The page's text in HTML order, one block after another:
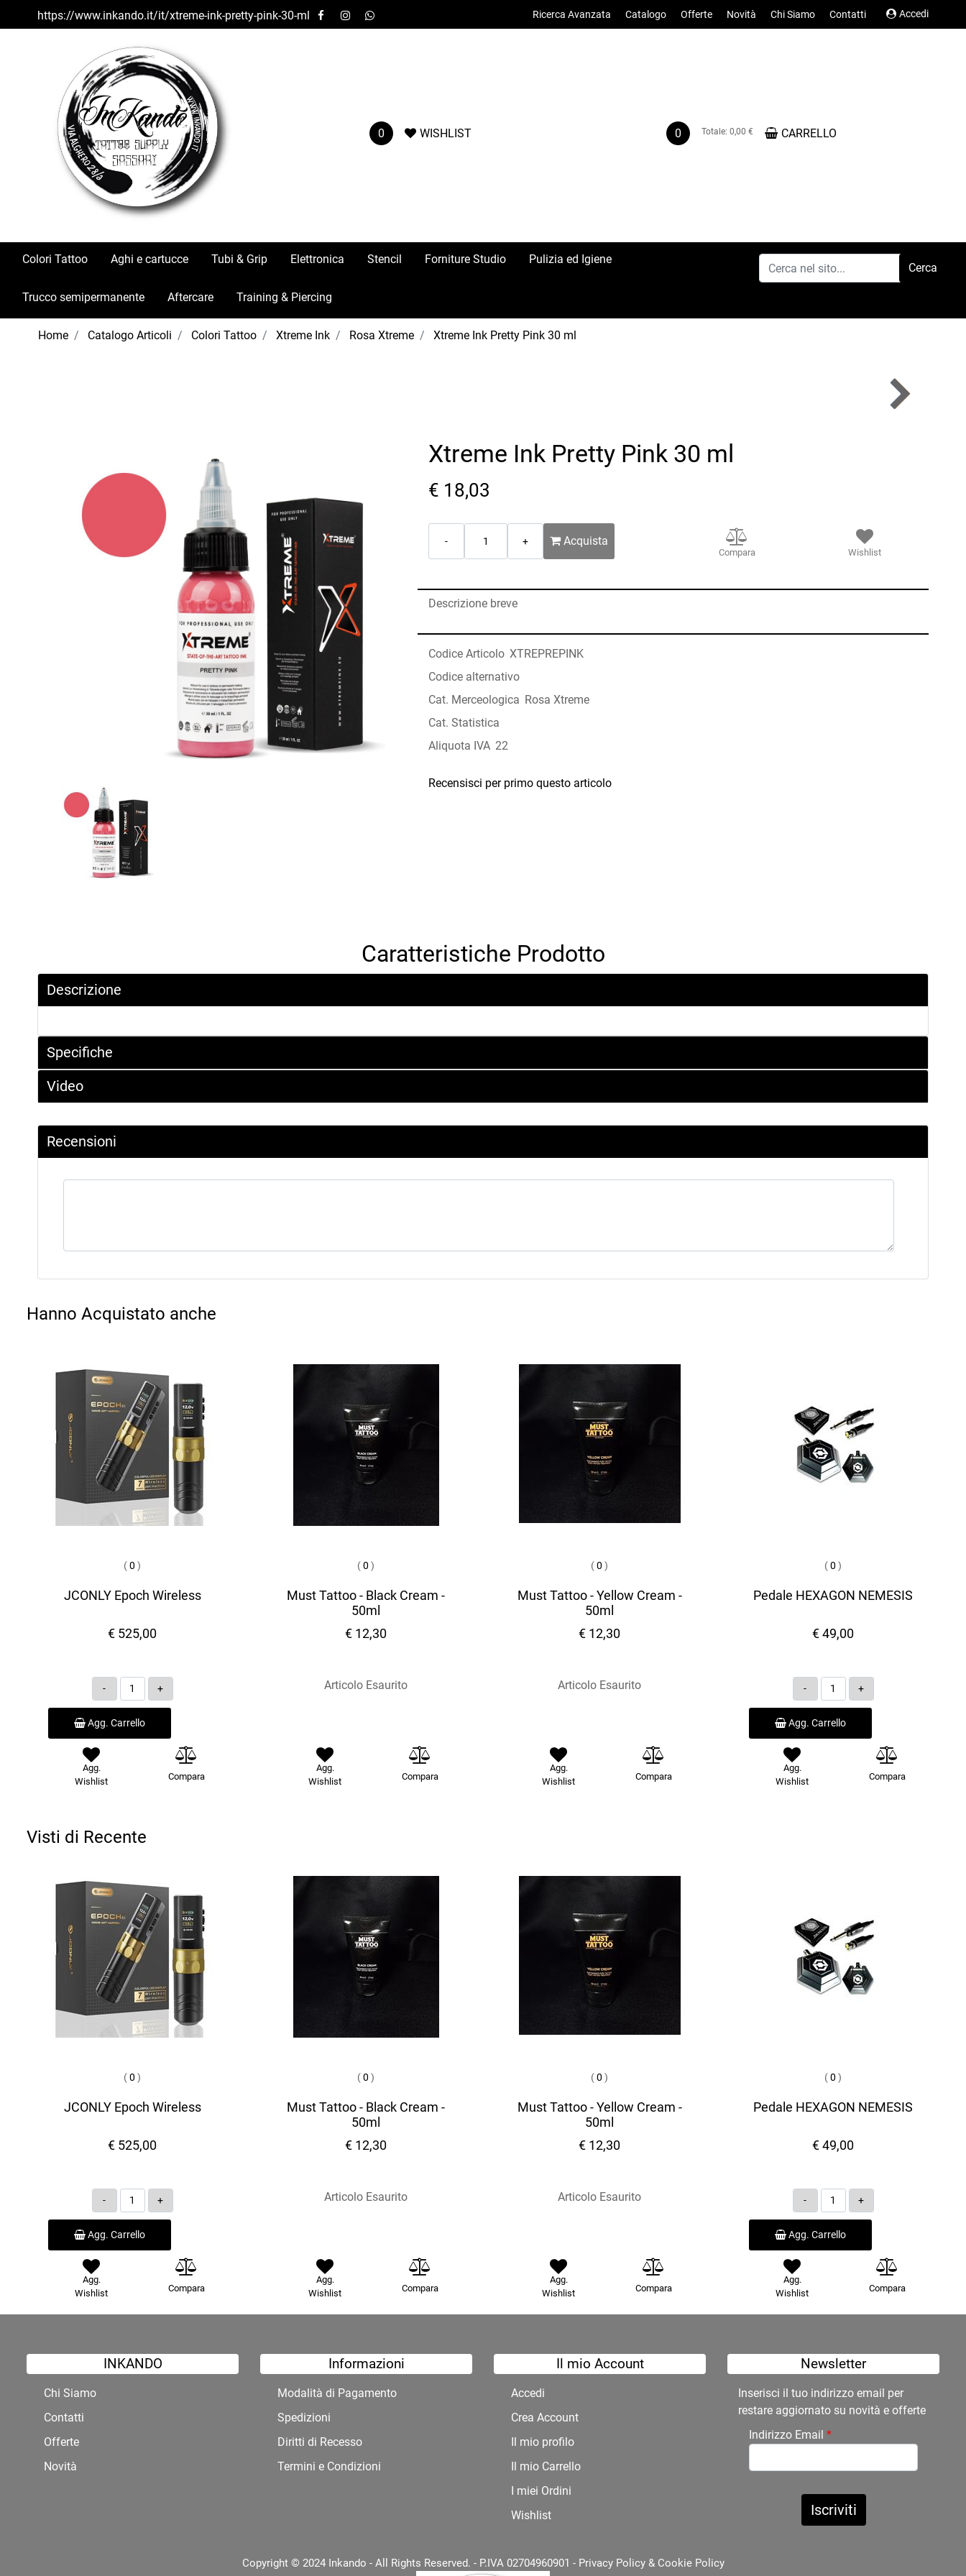
https://www.inkando.it/it/xtreme-ink-pretty-pink-30-ml Ricerca Avanzata Catalogo Offerte Novità Chi Siamo Contatti Accedi
0 WISHLIST 0 Totale:0,00 € CARRELLO
Colori Tattoo Aghi e cartucce Tubi & Grip Elettronica Stencil Forniture Studio Pulizia ed Igiene
Trucco semipermanente Aftercare Training & Piercing
Home Catalogo Articoli Colori Tattoo Xtreme Ink Rosa Xtreme Xtreme Ink Pretty Pink 30 ml
Xtreme Ink Pretty Pink 30 ml
€ 18,03
Acquista
Compara Wishlist
Descrizione breve
Codice Articolo XTREPREPINK
Codice alternativo
Cat. Merceologica Rosa Xtreme
Cat. Statistica
Aliquota IVA 22
Recensisci per primo questo articolo
Caratteristiche Prodotto
Descrizione
Specifiche
Video
Recensioni
Hanno Acquistato anche
(0 )
JCONLY Epoch Wireless
€ 525,00
Quantità
Agg. Carrello
Agg.
Wishlist
Compara
(0 )
Must Tattoo - Black Cream -
50ml
€ 12,30
Articolo Esaurito
Agg.
Wishlist
Compara
(0 )
Must Tattoo - Yellow Cream -
50ml
€ 12,30
Articolo Esaurito
Agg.
Wishlist
Compara
(0 )
Pedale HEXAGON NEMESIS
€ 49,00
Quantità
Agg. Carrello
Agg.
Wishlist
Compara
Visti di Recente
(0 )
JCONLY Epoch Wireless
€ 525,00
Quantità
Agg. Carrello
Agg.
Wishlist
Compara
(0 )
Must Tattoo - Black Cream -
50ml
€ 12,30
Articolo Esaurito
Agg.
Wishlist
Compara
(0 )
Must Tattoo - Yellow Cream -
50ml
€ 12,30
Articolo Esaurito
Agg.
Wishlist
Compara
(0 )
Pedale HEXAGON NEMESIS
€ 49,00
Quantità
Agg. Carrello
Agg.
Wishlist
Compara
INKANDO
Chi Siamo
Contatti
Offerte
Novità
Informazioni
Modalità di Pagamento
Spedizioni
Diritti di Recesso
Termini e Condizioni
Il mio Account
Accedi
Crea Account
Il mio profilo
Il mio Carrello
I miei Ordini
Wishlist
Newsletter
Inserisci il tuo indirizzo email per
restare aggiornato su novità e offerte
Indirizzo Email *
Copyright © 2024 Inkando - All Rights Reserved. - P.IVA 02704960901 - Privacy Policy& Cookie Policy